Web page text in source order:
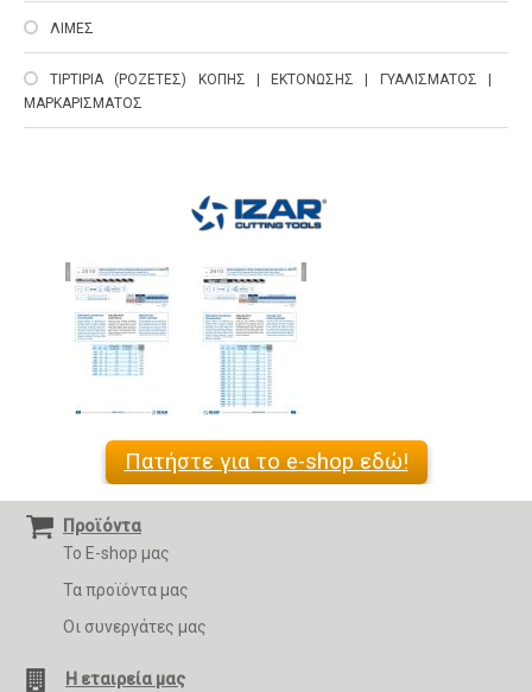
ΛΙΜΕΣ
ΤΙΡΤΙΡΙΑ (ΡΟΖΕΤΕΣ) ΚΟΠΗΣ | ΕΚΤΟΝΩΣΗΣ | ΓΥΑΛΙΣΜΑΤΟΣ |
ΜΑΡΚΑΡΙΣΜΑΤΟΣ
Πατήστε για το e-shop εδώ!
Προϊόντα
Το E-shop μας
Τα προϊόντα μας
Οι συνεργάτες μας
Η εταιρεία μας